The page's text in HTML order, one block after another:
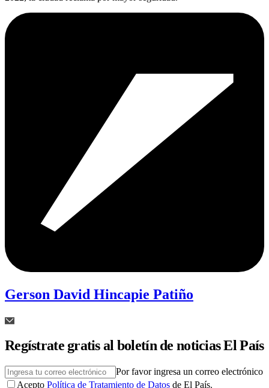
Gerson David Hincapie Patiño
Regístrate gratis al boletín de noticias El País
Por favor ingresa un correo electrónico
Acepto Política de Tratamiento de Datos de El País.